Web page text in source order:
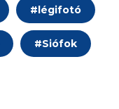
#légifotó
#Siófok